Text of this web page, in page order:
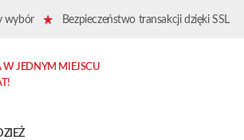
wybór Bezpieczeństwo transakcji dzięki SSL
JEDNYM MIEJSCU